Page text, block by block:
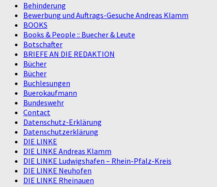
Behinderung
Bewerbung und Auftrags-Gesuche Andreas Klamm
BOOKS
Books & People :: Buecher & Leute
Botschafter
BRIEFE AN DIE REDAKTION
Bücher
Bücher
Buchlesungen
Buerokaufmann
Bundeswehr
Contact
Datenschutz-Erklärung
Datenschutzerklärung
DIE LINKE
DIE LINKE Andreas Klamm
DIE LINKE Ludwigshafen – Rhein-Pfalz-Kreis
DIE LINKE Neuhofen
DIE LINKE Rheinauen